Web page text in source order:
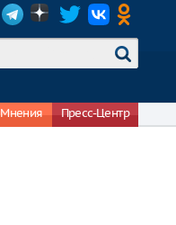
Мнения Пресс-Центр